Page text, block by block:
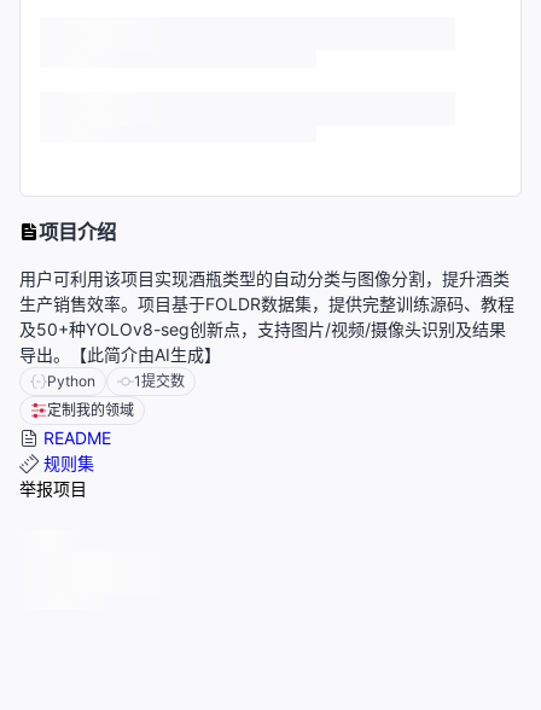
项目介绍
用户可利用该项目实现酒瓶类型的自动分类与图像分割，提升酒类
生产销售效率。项目基于FOLDR数据集，提供完整训练源码、教程
及50+种YOLOv8-seg创新点，支持图片/视频/摄像头识别及结果
导出。【此简介由AI生成】
Python 1提交数
定制我的领域
README
规则集
举报项目